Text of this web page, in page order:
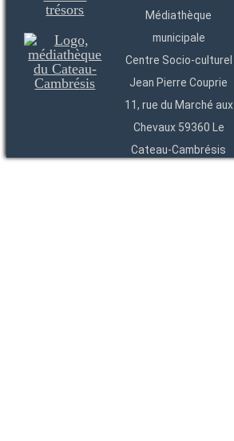
Médiathèque
municipale
Centre Socio-culturel
Jean Pierre Couprie
11, rue du Marché aux
Chevaux 59360 Le
Cateau-Cambrésis